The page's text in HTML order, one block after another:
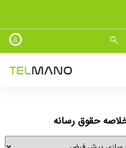
حقوق رسانه